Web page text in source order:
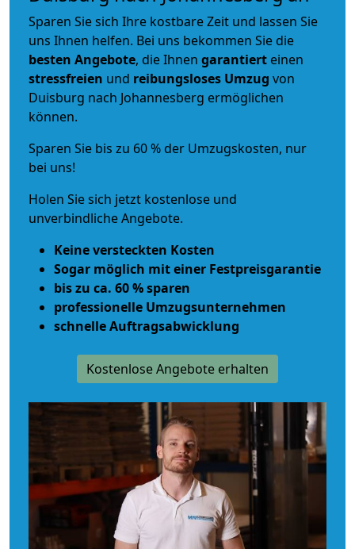
Sparen Sie sich Ihre kostbare Zeit und lassen Sie
uns Ihnen helfen. Bei uns bekommen Sie die
besten Angebote, die Ihnen garantiert einen
stressfreien und reibungsloses Umzug von
Duisburg nach Johannesberg ermöglichen
können.
Sparen Sie bis zu 60 % der Umzugskosten, nur
bei uns!
Holen Sie sich jetzt kostenlose und
unverbindliche Angebote.
Keine versteckten Kosten
Sogar möglich mit einer Festpreisgarantie
bis zu ca. 60 % sparen
professionelle Umzugsunternehmen
schnelle Auftragsabwicklung
Kostenlose Angebote erhalten